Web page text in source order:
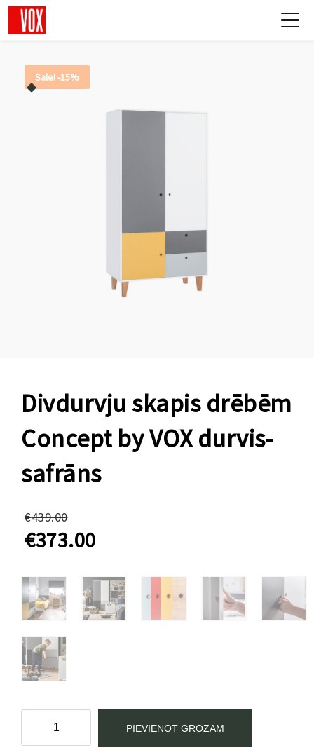
Sale! -15%
Divdurvju skapis drēbēm
Concept by VOX durvis-
safrāns
€439.00
price
was:
€373.00
Current
is:
€373.00.
drēbēm
PIEVIENOT GROZAM